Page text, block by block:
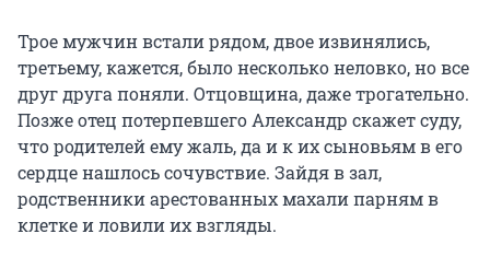
Трое мужчин встали рядом, двое извинялись,
третьему, кажется, было несколько неловко, но все
друг друга поняли. Отцовщина, даже трогательно.
Позже отец потерпевшего Александр скажет суду,
что родителей ему жаль, да и к их сыновьям в его
сердце нашлось сочувствие. Зайдя в зал,
родственники арестованных махали парням в
клетке и ловили их взгляды.